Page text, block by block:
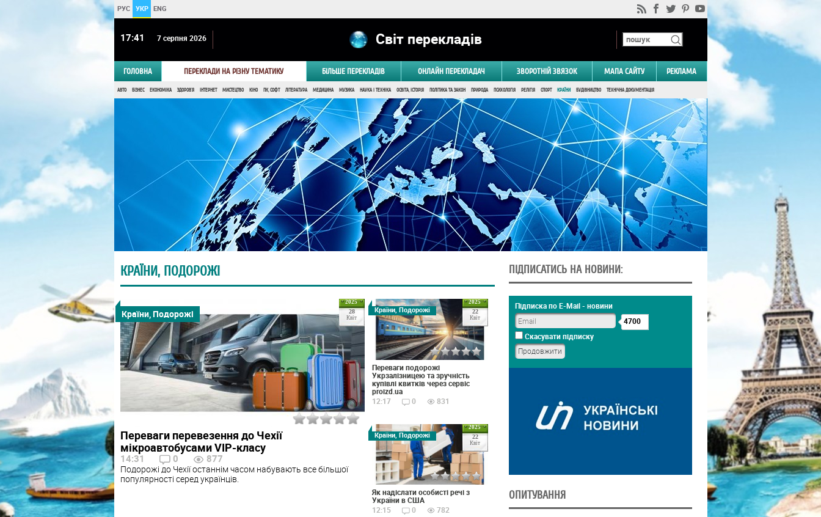
РУС УКР ENG
17 41 7 серпня 2026 Світ перекладів
ГОЛОВНА ПЕРЕКЛАДИ НА РІЗНУ ТЕМАТИКУ БІЛЬШЕ ПЕРЕКЛАДІВ ОНЛАЙН ПЕРЕКЛАДАЧ ЗВОРОТНІЙ ЗВЯЗОК МАПА САЙТУ РЕКЛАМА
АВТО БІЗНЕС ЕКОНОМІКА ЗДОРОВ'Я ІНТЕРНЕТ МИСТЕЦТВО КІНО ПК, СОФТ ЛІТЕРАТУРА МЕДИЦИНА МУЗИКА НАУКА І ТЕХНІКА ОСВІТА, ІСТОРІЯ ПОЛІТИКА ТА ЗАКОН ПРИРОДА ПСИХОЛОГІЯ РЕЛІГІЯ СПОРТ КРАЇНИ БУДІВНИЦТВО ТЕХНІЧНА ДОКУМЕНТАЦІЯ
КРАЇНИ, ПОДОРОЖІ
2025
28
Квіт
Країни, Подорожі
Переваги перевезення до Чехії
мікроавтобусами VIP-класу
14:31 0 877
Подорожі до Чехії останнім часом набувають все більшої
популярності серед українців.
2025
22
Квіт
Країни, Подорожі
Переваги подорожі
Укрзалізницею та зручність
купівлі квитків через сервіс
proizd.ua
12:17
0 831
2025
22
Квіт
Країни, Подорожі
Як надіслати особисті речі з
України в США
12:15
0 782
ПІДПИСАТИСЬ НА НОВИНИ:
Підписка по E-Mail - новини
4700
Скасувати підписку
ОПИТУВАННЯ